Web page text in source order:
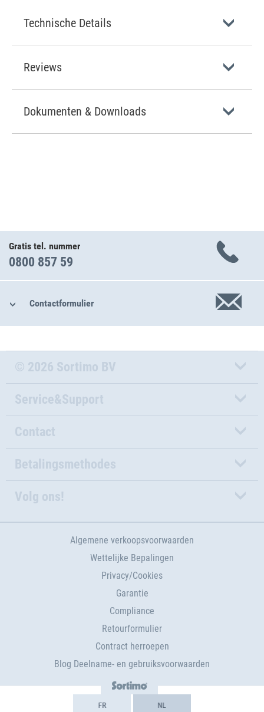
Technische Details
Reviews
Dokumenten & Downloads
Gratis tel. nummer
0800 857 59
Contactformulier
© 2026 Sortimo BV
Service&Support
Contact
Betalingsmethodes
Volg ons!
Algemene verkoopsvoorwaarden
Wettelijke Bepalingen
Privacy/Cookies
Garantie
Compliance
Retourformulier
Contract herroepen
Blog Deelname- en gebruiksvoorwaarden